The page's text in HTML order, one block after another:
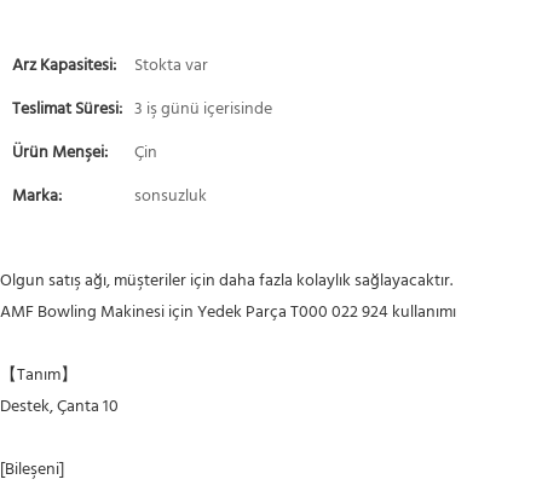
Arz Kapasitesi:
Stokta var
Teslimat Süresi: 3 iş günü içerisinde
Ürün Menşei:
Çin
Marka:
sonsuzluk
Olgun satış ağı, müşteriler için daha fazla kolaylık sağlayacaktır.
AMF Bowling Makinesi için Yedek Parça T000 022 924 kullanımı
【Tanım】
Destek, Çanta 10
[Bileşeni]